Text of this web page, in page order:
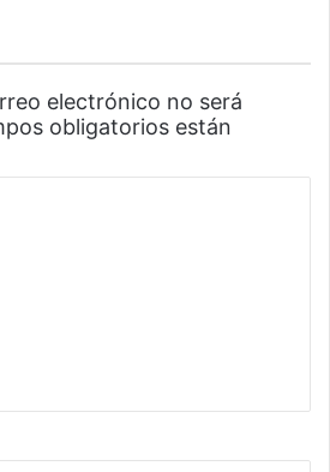
electrónico no será
obligatorios están